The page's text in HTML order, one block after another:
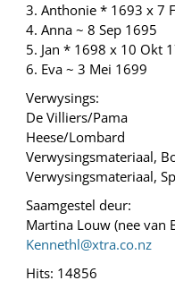
3. Anthonie * 1693 x 7
4. Anna ~ 8 Sep 1695
5. Jan * 1698 x 10 Okt
6. Eva ~ 3 Mei 1699
Verwysings:
De Villiers/Pama
Heese/Lombard
Verwysingsmateriaal,
Verwysingsmateriaal,
Saamgestel deur:
Martina Louw (nee van
Kennethl@xtra.co.nz
Hits: 14856